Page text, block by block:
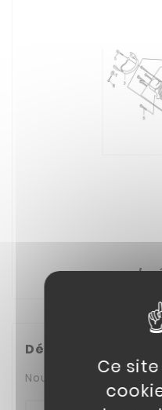
ZE /
Désolé pour la
Nous ne trouvons
Ce